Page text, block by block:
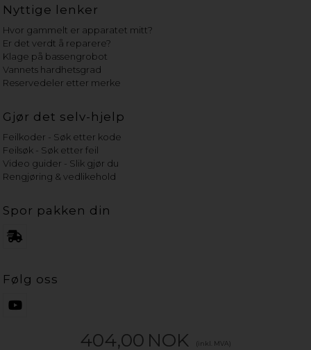
404,00 NOK (inkl. MVA)
Nyttige lenker
Hvor gammelt er apparatet mitt?
Er det verdt å reparere?
Klage på bassengrobot
Vannets hardhetsgrad
Reservedeler etter merke
Gjør det selv-hjelp
Feilkoder - Søk etter kode
Feilsøk - Søk etter feil
Video guider - Slik gjør du
Rengjøring & vedlikehold
Spor pakken din
Følg oss